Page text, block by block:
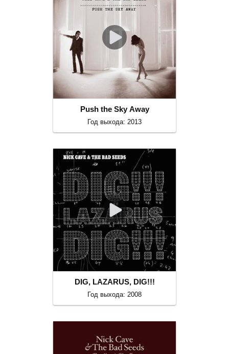
Push the Sky Away
Год выхода: 2013
DIG, LAZARUS, DIG!!!
Год выхода: 2008